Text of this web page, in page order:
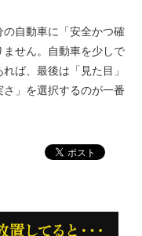
自動車に「安全かつ確
せん。自動車を少しで
ば、最後は「見た目」
」を選択するのが一番